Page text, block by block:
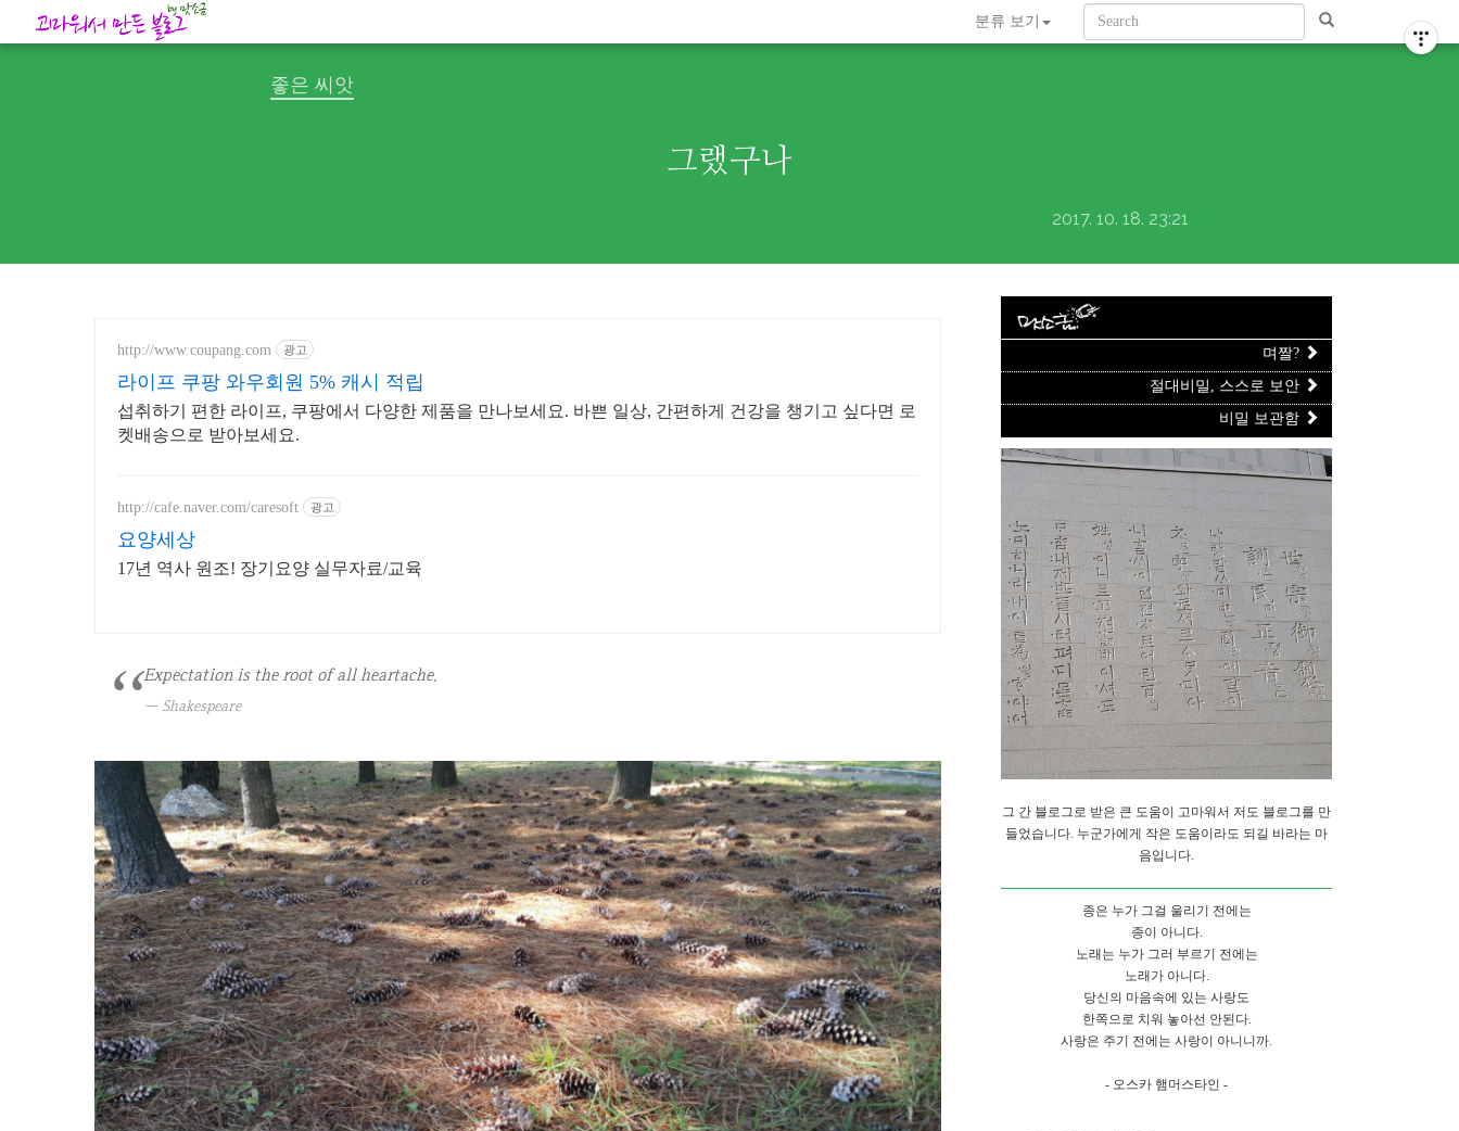
분류 보기
좋은 씨앗
그랬구나
2017. 10. 18. 23:21
http://www.coupang.com 광고
라이프 쿠팡 와우회원 5% 캐시 적립
섭취하기 편한 라이프, 쿠팡에서 다양한 제품을 만나보세요. 바쁜 일상, 간편하게 건강을 챙기고 싶다면 로
켓배송으로 받아보세요.
http://cafe.naver.com/caresoft 광고
요양세상
17년 역사 원조! 장기요양 실무자료/교육
Expectation is the root of all heartache.
Shakespeare
며짤?
절대비밀, 스스로 보안
비밀 보관함
그 간 블로그로 받은 큰 도움이 고마워서 저도 블로그를 만
들었습니다. 누군가에게 작은 도움이라도 되길 바라는 마
음입니다.
종은 누가 그걸 울리기 전에는
종이 아니다.
노래는 누가 그러 부르기 전에는
노래가 아니다.
당신의 마음속에 있는 사랑도
한쪽으로 치워 놓아선 안된다.
사랑은 주기 전에는 사랑이 아니니까.
- 오스카 햄머스타인 -
티스토리툴바